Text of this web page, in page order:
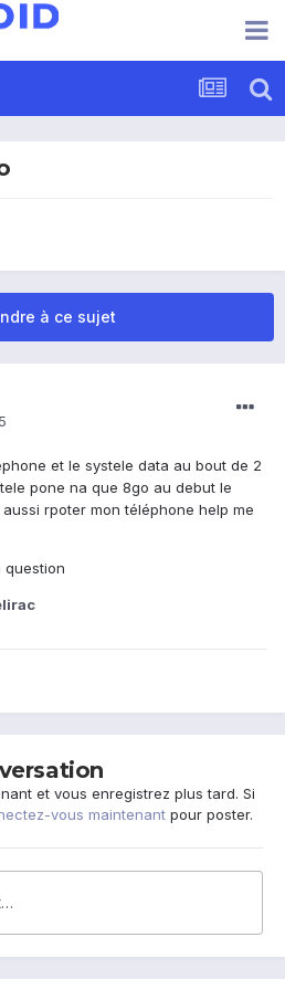
à ce sujet
et le systele data au bout de 2
pone na que 8go au debut le
rpoter mon téléphone help me
question
et vous enregistrez plus tard. Si
vous maintenant pour poster.